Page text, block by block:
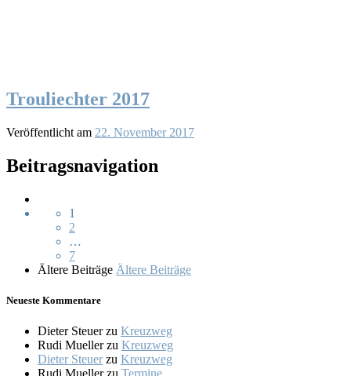
Trouliechter 2017
Veröffentlicht am 22. November 2017
Beitragsnavigation
1
2
…
7
Ältere Beiträge Ältere Beiträge
Neueste Kommentare
Dieter Steuerzu Kreuzweg
Rudi Muellerzu Kreuzweg
Dieter Steuerzu Kreuzweg
Rudi Muellerzu Termine